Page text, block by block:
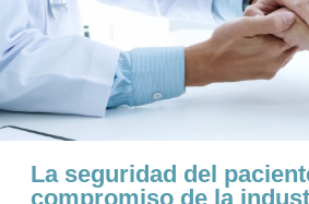
La seguridad del
compromiso de la